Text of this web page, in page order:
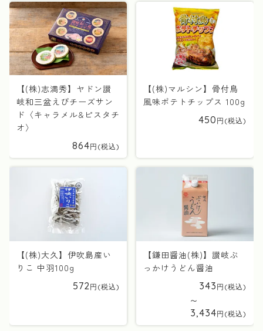
【(株)志満秀】ヤドン讃
岐和三盆えびチーズサン
ド〈キャラメル&ピスタチ
オ〉
864
【(株)マルシン】骨付鳥
風味ポテトチップス 100g
450
【(株)大久】伊吹島産い
りこ 中羽100g
572
【鎌田醤油(株)】讃岐ぶ
っかけうどん醤油
343
〜
3,434